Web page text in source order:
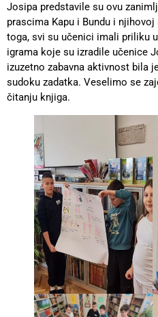
Josipa predstavile su ovu
prascima Kapu i Bundu i
toga, svi su učenici imali priliku
igrama koje su izradile učenice
izuzetno zabavna aktivnost bila
sudoku zadatka. Veselimo se
čitanju knjiga.